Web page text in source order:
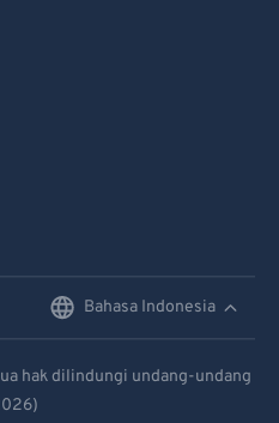
Bahasa Indonesia
hak dilindungi undang-undang